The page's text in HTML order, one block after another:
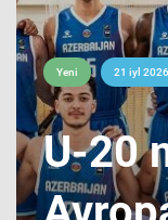
Yeni 21 iyl 2026
​U-20